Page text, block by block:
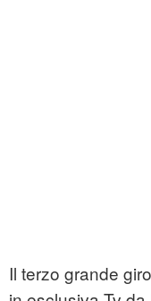
Il terzo grande